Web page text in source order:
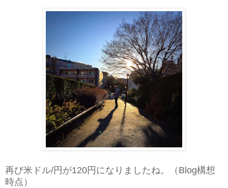
再び米ドル/円が120円になりましたね。（Blog構想
時点）